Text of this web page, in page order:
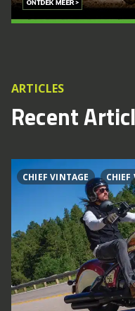
ARTICLES
Recent
CHIEF VINTAGE